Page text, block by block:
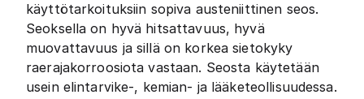
käyttötarkoituksiin sopiva austeniittinen seos.
Seoksella on hyvä hitsattavuus, hyvä
muovattavuus ja sillä on korkea sietokyky
raerajakorroosiota vastaan. Seosta käytetään
usein elintarvike-, kemian- ja lääketeollisuudessa.